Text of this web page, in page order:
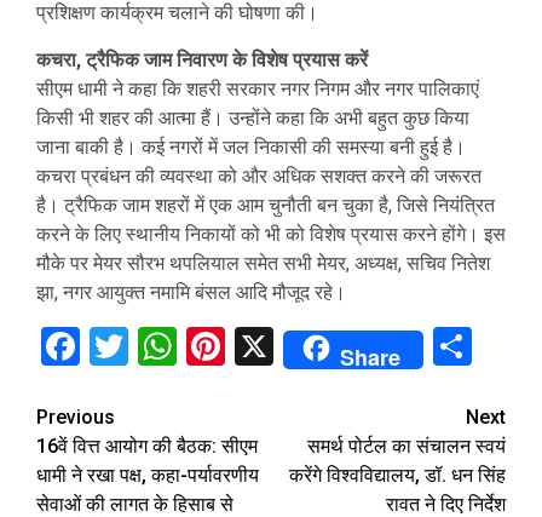
प्रशिक्षण कार्यक्रम चलाने की घोषणा की।
कचरा, ट्रैफिक जाम निवारण के विशेष प्रयास करें
सीएम धामी ने कहा कि शहरी सरकार नगर निगम और नगर पालिकाएं
किसी भी शहर की आत्मा हैं। उन्होंने कहा कि अभी बहुत कुछ किया
जाना बाकी है। कई नगरों में जल निकासी की समस्या बनी हुई है।
कचरा प्रबंधन की व्यवस्था को और अधिक सशक्त करने की जरूरत
है। ट्रैफिक जाम शहरों में एक आम चुनौती बन चुका है, जिसे नियंत्रित
करने के लिए स्थानीय निकायों को भी को विशेष प्रयास करने होंगे। इस
मौके पर मेयर सौरभ थपलियाल समेत सभी मेयर, अध्यक्ष, सचिव नितेश
झा, नगर आयुक्त नमामि बंसल आदि मौजूद रहे।
Facebook
Twitter
WhatsApp
Pinterest
X Share
Continue
Reading
Previous
16वें वित्त आयोग की बैठक: सीएम
धामी ने रखा पक्ष, कहा-पर्यावरणीय
सेवाओं की लागत के हिसाब से
Next
समर्थ पोर्टल का संचालन स्वयं
करेंगे विश्वविद्यालय, डॉ. धन सिंह
रावत ने दिए निर्देश